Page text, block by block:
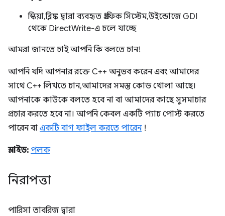
স্কিয়া, ব্লিঙ্ক দ্বারা ব্যবহৃত গ্রাফিক সিস্টেম, উইন্ডোজে GDI
থেকে DirectWrite-এ চলে যাচ্ছে
আমরা জানতে চাই আপনি কি বলতে চান!
আপনি যদি আপনার রক্তে C++ অনুভব করেন এবং আমাদের
সাথে C++ লিখতে চান, আমাদের সমস্ত কোড খোলা আছে।
আপনাকে কাউকে বলতে হবে না বা আমাদের কাছে সুসমাচার
প্রচার করতে হবে না। আপনি কেবল একটি প্যাচ পোস্ট করতে
পারেন বা একটি বাগ ফাইল করতে পারেন!
স্লাইড: পলক
নিরাপত্তা
পারিসা তাবরিজ দ্বারা